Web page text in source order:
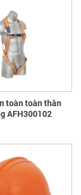
toàn toàn thân
AFH300102